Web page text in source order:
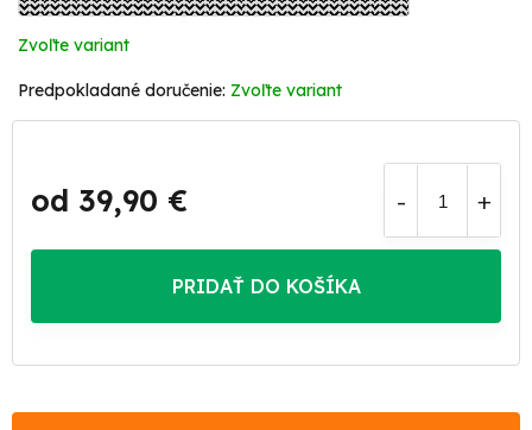
Zvoľte variant
Zvoľte variant
od 39,90 €
Jednotková
cena:
PRIDAŤ DO KOŠÍKA